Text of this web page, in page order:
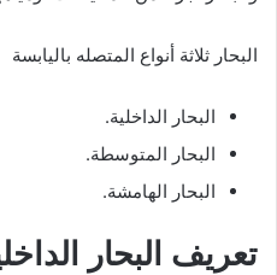
البحار ثلاثة أنواع المتصله باليابسة
البحار الداخلية.
البحار المتوسطة.
البحار الهامشة.
تعريف البحار